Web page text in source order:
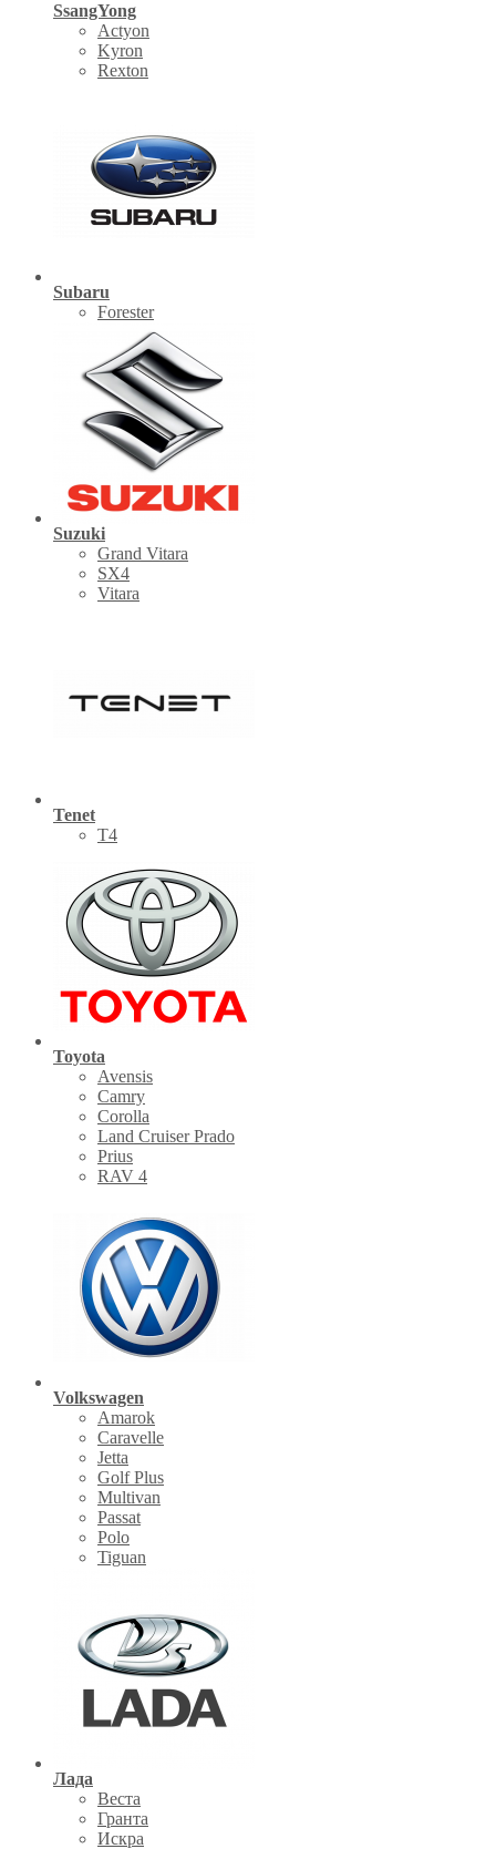
SsangYong
Actyon
Kyron
Rexton
Subaru
Forester
Suzuki
Grand Vitara
SX4
Vitara
Tenet
Т4
Toyota
Avensis
Camry
Corolla
Land Cruiser Prado
Prius
RAV 4
Volkswagen
Amarok
Caravelle
Jetta
Golf Plus
Multivan
Passat
Polo
Tiguan
Лада
Веста
Гранта
Искра